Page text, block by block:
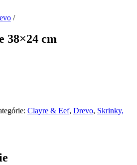
/
38×24 cm
Clayre & Eef, Drevo, Skrinky,